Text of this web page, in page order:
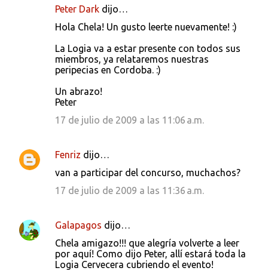
Peter Dark dijo…
Hola Chela! Un gusto leerte nuevamente! :)
La Logia va a estar presente con todos sus
miembros, ya relataremos nuestras
peripecias en Cordoba. :)
Un abrazo!
Peter
17 de julio de 2009 a las 11:06 a.m.
Fenriz dijo…
van a participar del concurso, muchachos?
17 de julio de 2009 a las 11:36 a.m.
Galapagos dijo…
Chela amigazo!!! que alegría volverte a leer
por aquí! Como dijo Peter, allí estará toda la
Logia Cervecera cubriendo el evento!